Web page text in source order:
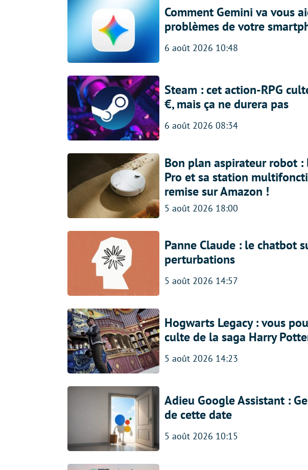
Comment Gemini va vous
problèmes de votre
6 août 2026 10:48
Steam : cet action-RPG
€, mais ça ne durera pas
6 août 2026 08:34
Bon plan aspirateur robot :
Pro et sa station
remise sur Amazon !
5 août 2026 18:00
Panne Claude : le chatbot
perturbations
5 août 2026 14:57
Hogwarts Legacy : vous
culte de la saga Harry
5 août 2026 14:23
Adieu Google Assistant :
de cette date
5 août 2026 10:15